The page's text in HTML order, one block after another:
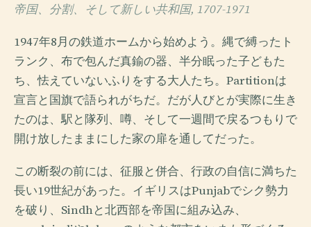
帝国、分割、そして新しい共和国, 1707-1971
1947年8月の鉄道ホームから始めよう。縄で縛ったト
ランク、布で包んだ真鍮の器、半分眠った子どもた
ち、怯えていないふりをする大人たち。Partitionは
宣言と国旗で語られがちだ。だが人びとが実際に生き
たのは、駅と隊列、噂、そして一週間で戻るつもりで
開け放したままにした家の扉を通してだった。
この断裂の前には、征服と併合、行政の自信に満ちた
長い19世紀があった。イギリスはPunjabでシク勢力
を破り、Sindhと北西部を帝国に組み込み、